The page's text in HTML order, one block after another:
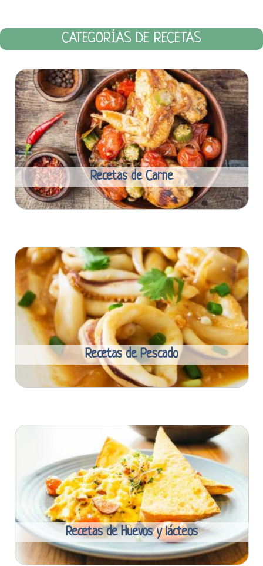
CATEGORÍAS DE RECETAS
Recetas de Carne
Recetas de Pescado
Recetas de Huevos y lácteos